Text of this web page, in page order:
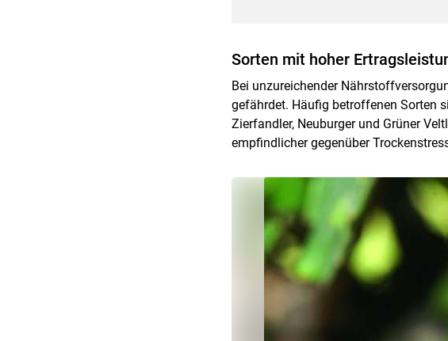
Sorten mit hoher
Bei unzureichender
gefährdet. Häufig betroffenen Sorten
Zierfandler, Neuburger und Grüner
empfindlicher gegenüber